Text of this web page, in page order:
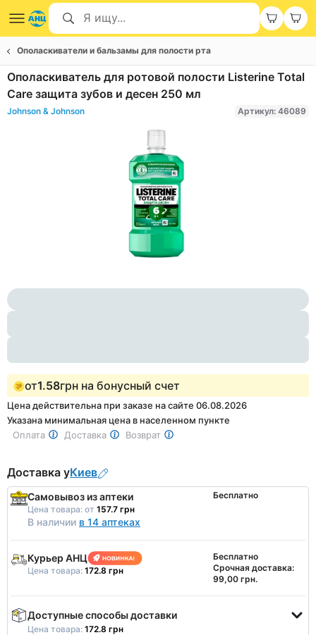
Ополаскиватели и бальзамы для полости рта
Ополаскиватель для ротовой полости Listerine Total
Care защита зубов и десен 250 мл
Johnson & Johnson Артикул: 46089
1
of
от1.58грн на бонусный счет
Цена действительна при заказе на сайте 06.08.2026
Указана минимальная цена в населенном пункте
Оплата
Доставка Возврат
Доставка уКиев
Самовывоз из аптеки
Цена товара: от 157.7 грн
В наличии в 14 аптеках
Бесплатно
Курьер АНЦ
Цена товара: 172.8 грн
Бесплатно
Срочная доставка:
99,00 грн.
Доступные способы доставки
Цена товара: 172.8 грн